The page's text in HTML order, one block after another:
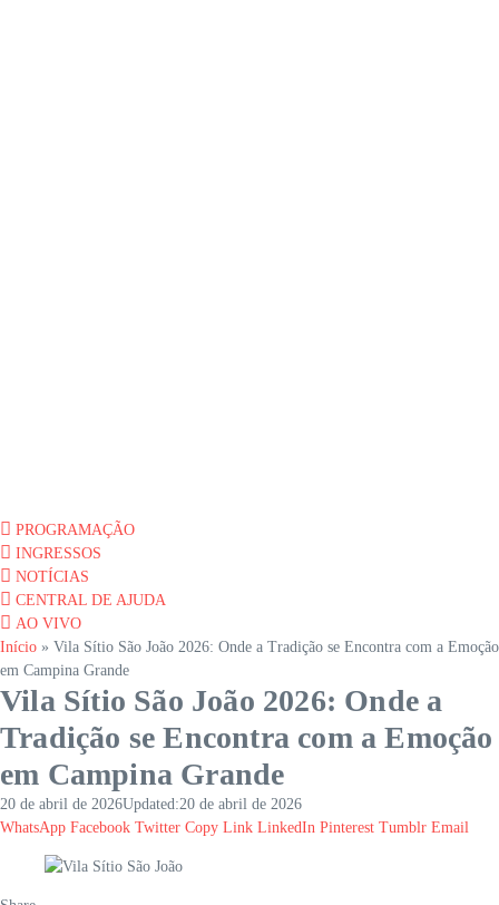
PROGRAMAÇÃO
INGRESSOS
NOTÍCIAS
CENTRAL DE AJUDA
AO VIVO
Início » Vila Sítio São João 2026: Onde a Tradição se Encontra com a Emoção
em Campina Grande
Vila Sítio São João 2026: Onde a
Tradição se Encontra com a Emoção
em Campina Grande
20 de abril de 2026Updated:20 de abril de 2026
WhatsApp Facebook Twitter Copy Link LinkedIn Pinterest Tumblr Email